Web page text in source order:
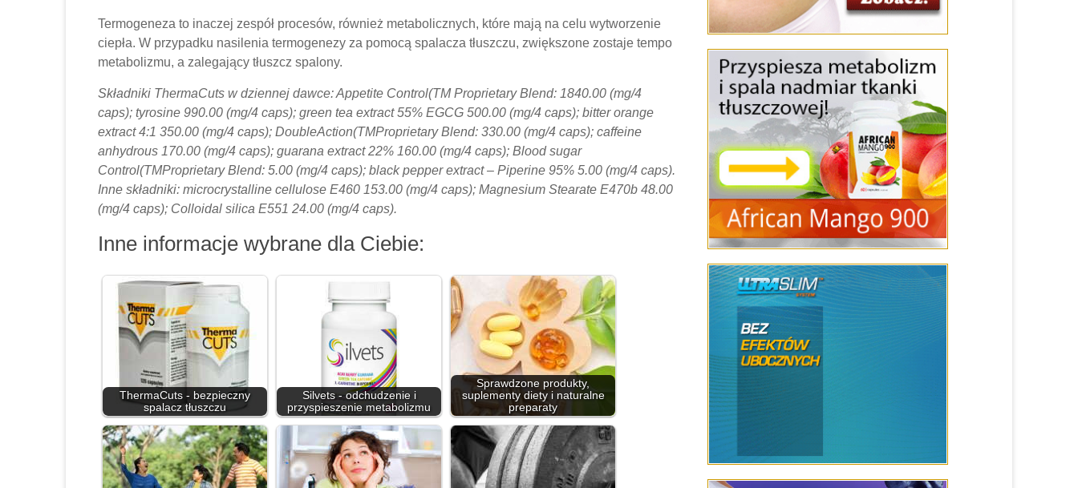
Termogeneza to inaczej zespół procesów, również metabolicznych, które mają na celu wytworzenie
ciepła. W przypadku nasilenia termogenezy za pomocą spalacza tłuszczu, zwiększone zostaje tempo
metabolizmu, a zalegający tłuszcz spalony.
Składniki ThermaCuts w dziennej dawce: Appetite Control(TM Proprietary Blend: 1840.00 (mg/4
caps); tyrosine 990.00 (mg/4 caps); green tea extract 55% EGCG 500.00 (mg/4 caps); bitter orange
extract 4:1 350.00 (mg/4 caps); DoubleAction(TMProprietary Blend: 330.00 (mg/4 caps); caffeine
anhydrous 170.00 (mg/4 caps); guarana extract 22% 160.00 (mg/4 caps); Blood sugar
Control(TMProprietary Blend: 5.00 (mg/4 caps); black pepper extract – Piperine 95% 5.00 (mg/4 caps).
Inne składniki: microcrystalline cellulose E460 153.00 (mg/4 caps); Magnesium Stearate E470b 48.00
(mg/4 caps); Colloidal silica E551 24.00 (mg/4 caps).
Inne informacje wybrane dla Ciebie:
ThermaCuts - bezpieczny
spalacz tłuszczu
Silvets - odchudzenie i
przyspieszenie metabolizmu
Sprawdzone produkty,
suplementy diety i naturalne
preparaty